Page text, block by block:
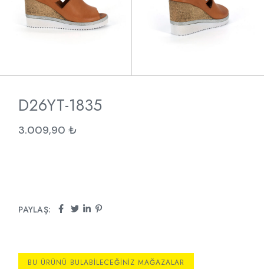
D26YT-1835
3.009,90₺
PAYLAŞ:
BU ÜRÜNÜ BULABILECEĞINIZ MAĞAZALAR